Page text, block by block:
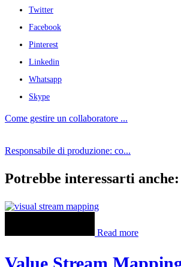
Twitter
Facebook
Pinterest
Linkedin
Whatsapp
Skype
Come gestire un collaboratore ...
Responsabile di produzione: co...
Potrebbe interessarti anche:
Read more
Value Stream